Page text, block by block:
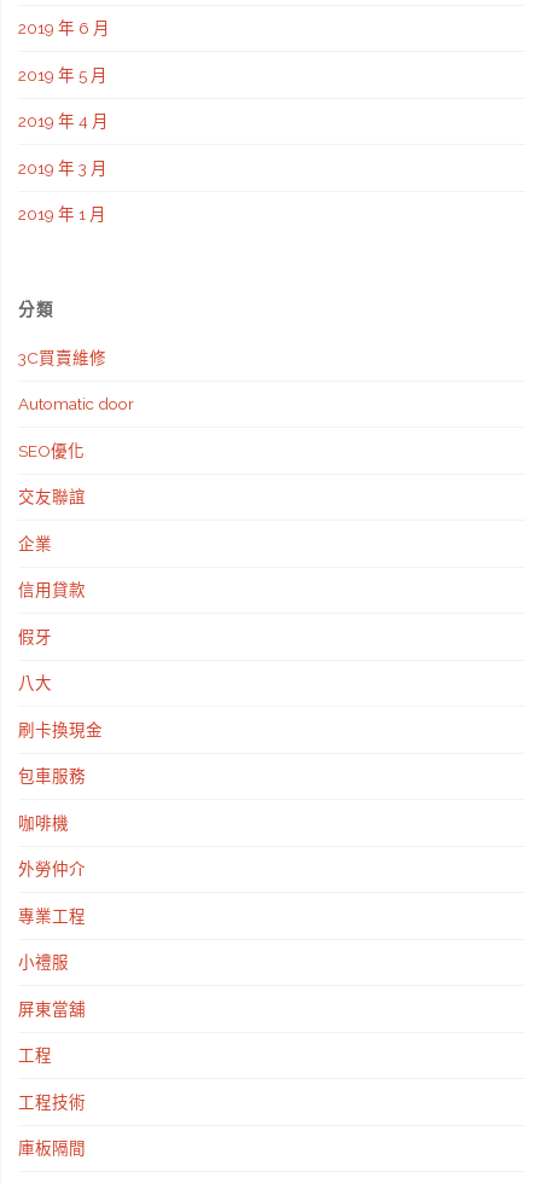
2019 年 6 月
2019 年 5 月
2019 年 4 月
2019 年 3 月
2019 年 1 月
分類
3C買賣維修
Automatic door
SEO優化
交友聯誼
企業
信用貸款
假牙
八大
刷卡換現金
包車服務
咖啡機
外勞仲介
專業工程
小禮服
屏東當舖
工程
工程技術
庫板隔間